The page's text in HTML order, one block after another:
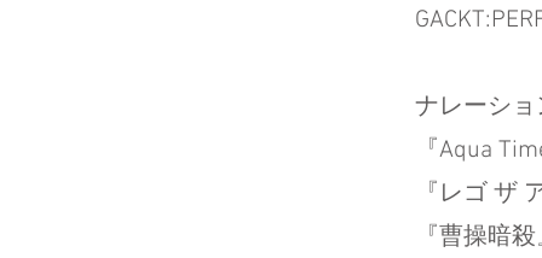
ナレ
『Aqua
『レゴ ザ
『曹操暗